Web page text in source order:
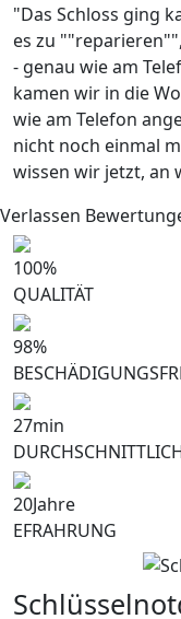
"Das Schloss ging
es zu
- genau wie am
kamen wir in die
wie am Telefon
nicht noch einmal
wissen wir jetzt, an
Verlassen
100%
QUALITÄT
98%
27min
20Jahre
EFRAHRUNG